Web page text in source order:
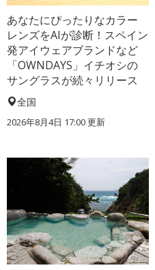
あなたにぴったりなカラー
レンズをAIが診断！スペイン
発アイウェアブランドなど
「OWNDAYS」イチオシの
サングラスが続々リリース
全国
2026年8月4日 17:00更新